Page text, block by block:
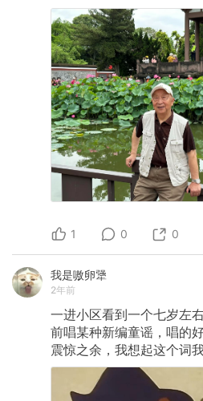
1 0 0
我是嗷卵犟
2年前
一进小区看到一个七岁左
前唱某种新编童谣，唱的
震惊之余，我想起这个词